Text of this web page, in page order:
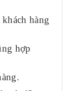
hàng
hợp